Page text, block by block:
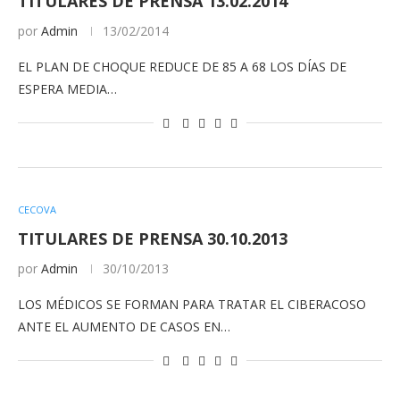
por Admin 13/02/2014
EL PLAN DE CHOQUE REDUCE DE 85 A 68 LOS DÍAS DE
ESPERA MEDIA…
CECOVA
TITULARES DE PRENSA 30.10.2013
por Admin 30/10/2013
LOS MÉDICOS SE FORMAN PARA TRATAR EL CIBERACOSO
ANTE EL AUMENTO DE CASOS EN…